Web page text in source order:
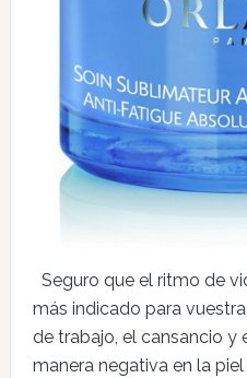
Seguro que el ritmo de
más indicado para
de trabajo, el cansancio y
manera negativa en la